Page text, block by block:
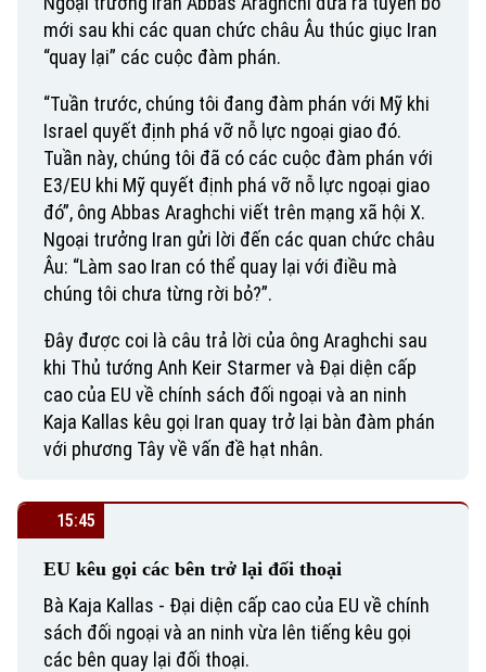
mới sau khi các quan chức châu Âu thúc giục Iran
“quay lại” các cuộc đàm phán.
“Tuần trước, chúng tôi đang đàm phán với Mỹ khi
Israel quyết định phá vỡ nỗ lực ngoại giao đó.
Tuần này, chúng tôi đã có các cuộc đàm phán với
E3/EU khi Mỹ quyết định phá vỡ nỗ lực ngoại giao
đó”, ông Abbas Araghchi viết trên mạng xã hội X.
Ngoại trưởng Iran gửi lời đến các quan chức châu
Âu: “Làm sao Iran có thể quay lại với điều mà
chúng tôi chưa từng rời bỏ?”.
Đây được coi là câu trả lời của ông Araghchi sau
khi Thủ tướng Anh Keir Starmer và Đại diện cấp
cao của EU về chính sách đối ngoại và an ninh
Kaja Kallas kêu gọi Iran quay trở lại bàn đàm phán
với phương Tây về vấn đề hạt nhân.
15:45
EU kêu gọi các bên trở lại đối thoại
Bà Kaja Kallas - Đại diện cấp cao của EU về chính
sách đối ngoại và an ninh vừa lên tiếng kêu gọi
các bên quay lại đối thoại.